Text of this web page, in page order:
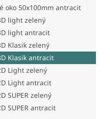
oko 50x100mm antracit
light zelený
light antracit
Klasik zelený
Klasik antracit
Light zelený
Light antracit
SUPER zelený
SUPER antracit